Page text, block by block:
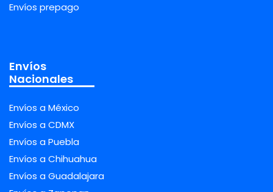
Envíos prepago
Envíos
Nacionales
Envíos a México
Envíos a CDMX
Envíos a Puebla
Envíos a Chihuahua
Envíos a Guadalajara